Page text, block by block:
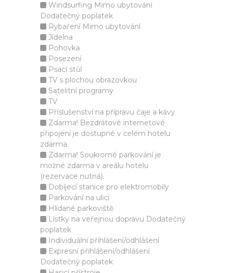
Windsurfing Mimo ubytování
Dodatečný poplatek
Rybaření Mimo ubytování
Jídelna
Pohovka
Posezení
Psací stůl
TV s plochou obrazovkou
Satelitní programy
TV
Příslušenství na přípravu čaje a kávy
Zdarma! Bezdrátové internetové
připojení je dostupné v celém hotelu
zdarma.
Zdarma! Soukromé parkování je
možné zdarma v areálu hotelu
(rezervace nutná).
Dobíjecí stanice pro elektromobily
Parkování na ulici
Hlídané parkoviště
Lístky na veřejnou dopravu Dodatečný
poplatek
Individuální přihlášení/odhlášení
Expresní přihlášení/odhlášení
Dodatečný poplatek